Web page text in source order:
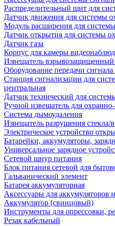
Распределительный щит для
Датчик движения для системы
Модуль расширения для
Датчик открытия для системы
Датчик газа
Корпус для камеры
Извещатель
Оборудование передачи сигнала
Станция сигнализации для
центральная
Датчик технический для
Ручной извещатель для
Система дымоудаления
Извещатель разрушения
Электрическое устройство
Батарейки, аккумуляторы,
Универсальное зарядное
Сетевой шнур питания
Блок питания сетевой для
Гальванический элемент
Батарея аккумуляторная
Аксессуары для аккумуляторов
Аккумулятор (свинцовый)
Инструменты для опрессовки,
Резак кабельный